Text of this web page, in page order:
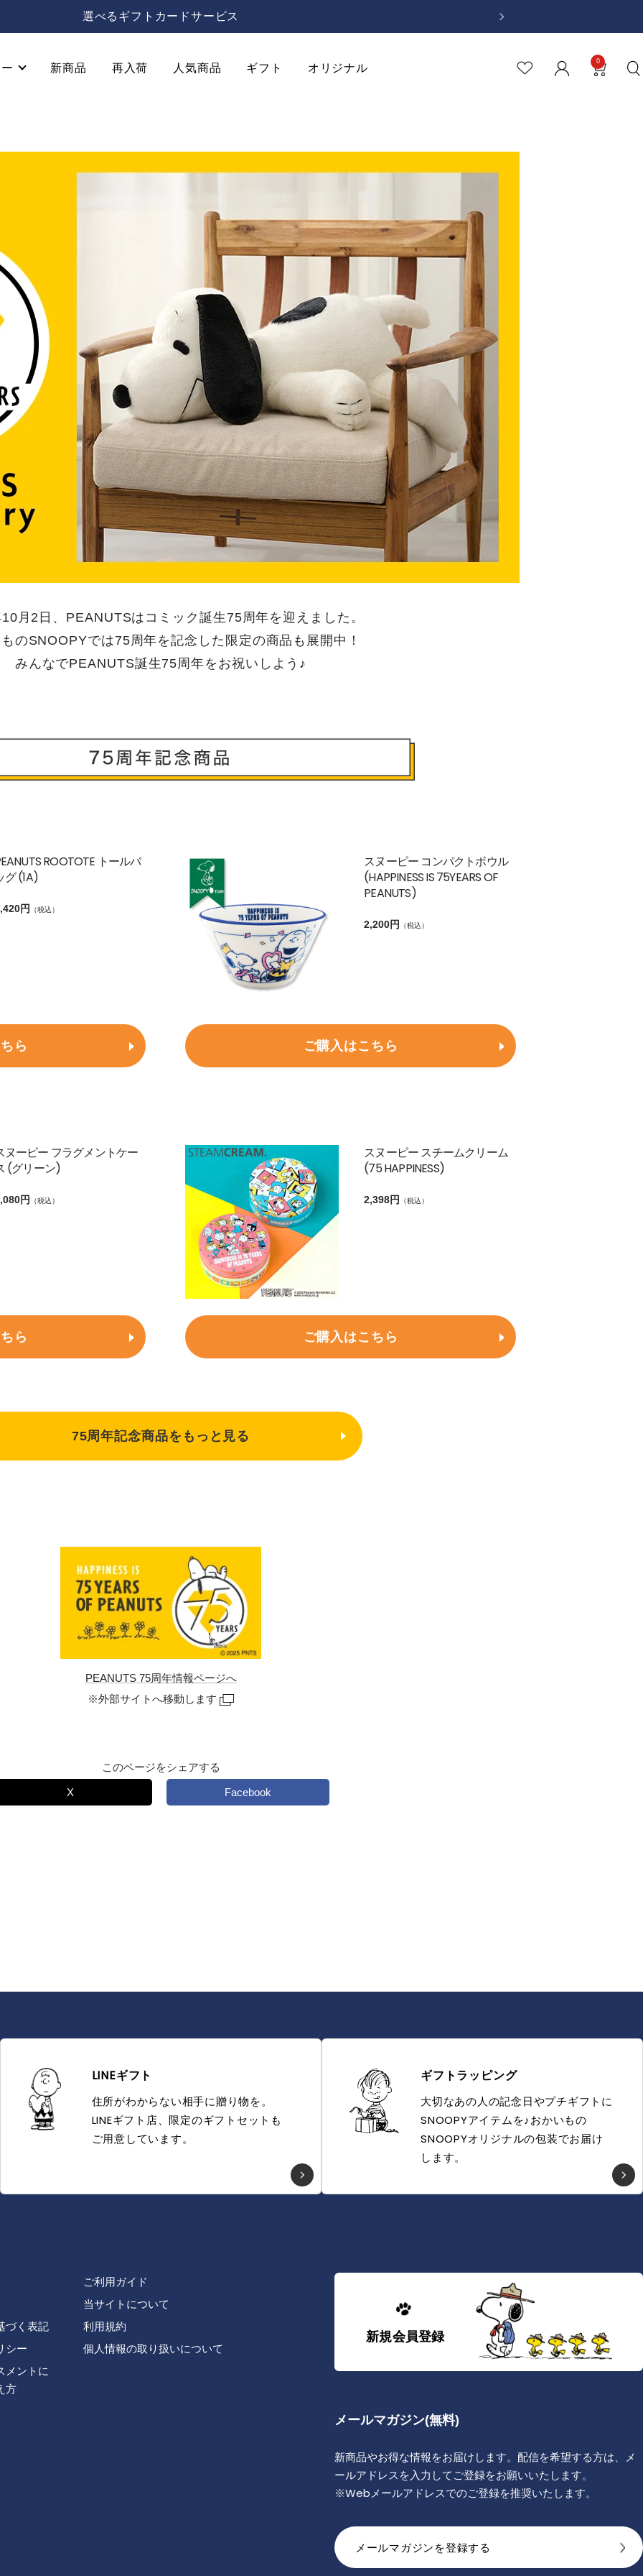
選べるギフトカードサービス
次
新商品 再入荷 人気商品 ギフト オリジナル 0
月2日、PEANUTSはコミック誕生75周年を迎えました。
のSNOOPYでは75周年を記念した限定の商品も展開中！
みんなでPEANUTS誕生75周年をお祝いしよう♪
ROOTOTE トールバ
グ (1A)
円 （税込）
ら
スヌーピー コンパクトボウル
(HAPPINESS IS 75YEARS OF
PEANUTS)
2,200円 （税込）
ご購入はこちら
ヌーピー フラグメントケー
(グリーン)
円 （税込）
ら
スヌーピー スチームクリーム
(75 HAPPINESS)
2,398円 （税込）
ご購入はこちら
75周年記念商品をもっと見る
PEANUTS 75周年情報ページへ
※外部サイトへ移動します
このページをシェアする
X Facebook
LINEギフト
住所がわからない相手に贈り物を。
LINEギフト店、限定のギフトセットも
ご用意しています。
ギフトラッピング
大切なあの人の記念日やプチギフトに
SNOOPYアイテムを♪おかいもの
SNOOPYオリジナルの包装でお届け
します。
づく表記
シー
メントに
方
ご利用ガイド
当サイトについて
利用規約
個人情報の取り扱いについて
新規会員登録
メールマガジン(無料)
新商品やお得な情報をお届けします。配信を希望する方は、メ
ールアドレスを入力してご登録をお願いいたします。
※Webメールアドレスでのご登録を推奨いたします。
メールマガジンを登録する